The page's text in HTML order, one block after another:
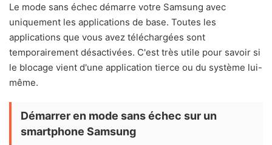
Le mode sans échec démarre votre Samsung avec
uniquement les applications de base. Toutes les
applications que vous avez téléchargées sont
temporairement désactivées. C'est très utile pour savoir si
le blocage vient d'une application tierce ou du système lui-
même.
Démarrer en mode sans échec sur un
smartphone Samsung